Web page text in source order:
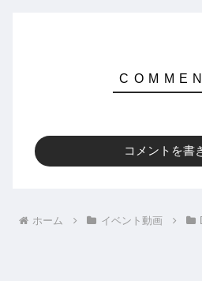
コメントを書
ホーム イベント動画